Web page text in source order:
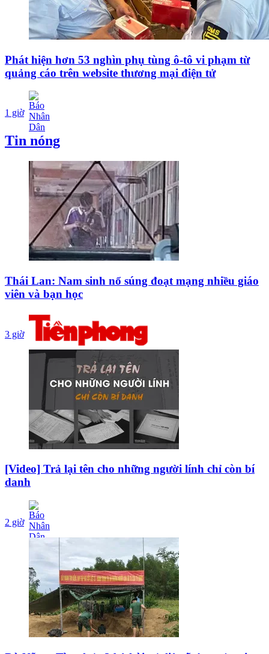
Phát hiện hơn 53 nghìn phụ tùng ô-tô vi phạm từ
quảng cáo trên website thương mại điện tử
1 giờ
Tin nóng
Thái Lan: Nam sinh nổ súng đoạt mạng nhiều giáo
viên và bạn học
3 giờ
[Video] Trả lại tên cho những người lính chỉ còn bí
danh
2 giờ